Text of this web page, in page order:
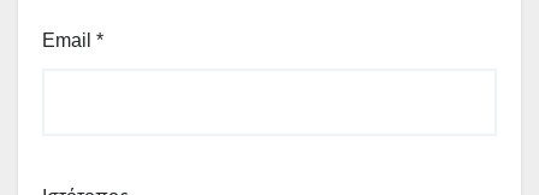
Email *